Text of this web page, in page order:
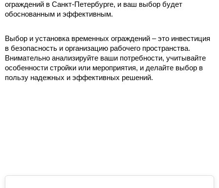
ограждений в Санкт-Петербурге, и ваш выбор будет
обоснованным и эффективным.
Выбор и установка временных ограждений – это инвестиция
в безопасность и организацию рабочего пространства.
Внимательно анализируйте ваши потребности, учитывайте
особенности стройки или мероприятия, и делайте выбор в
пользу надежных и эффективных решений.